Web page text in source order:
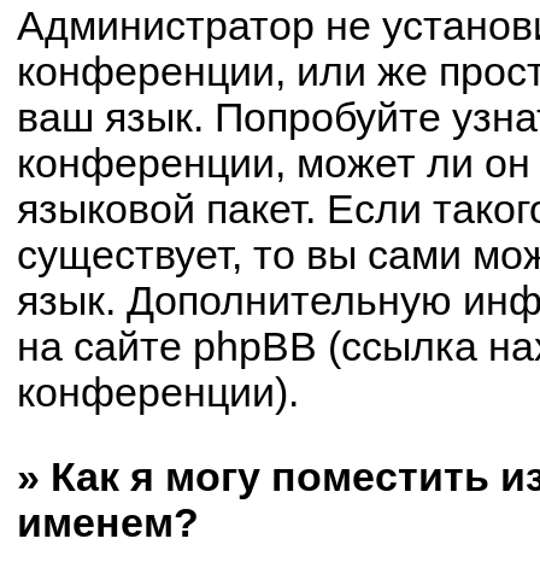
Администратор не
конференции, или же
ваш язык. Попробуйте
конференции, может ли
языковой пакет. Если
существует, то вы сами
язык. Дополнительную
на сайте phpBB (ссылка
конференции).
» Как я могу поместить
именем?